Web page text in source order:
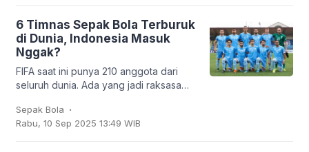
6 Timnas Sepak Bola Terburuk
di Dunia, Indonesia Masuk
Nggak?
FIFA saat ini punya 210 anggota dari
seluruh dunia. Ada yang jadi raksasa
Argentina, hingga Prancis, tapi ada juga
tim
Sepak Bola .
Rabu, 10 Sep 2025 13:49 WIB